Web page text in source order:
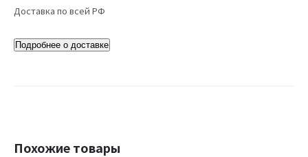
Доставка по всей РФ
Подробнее о доставке
Похожие товары